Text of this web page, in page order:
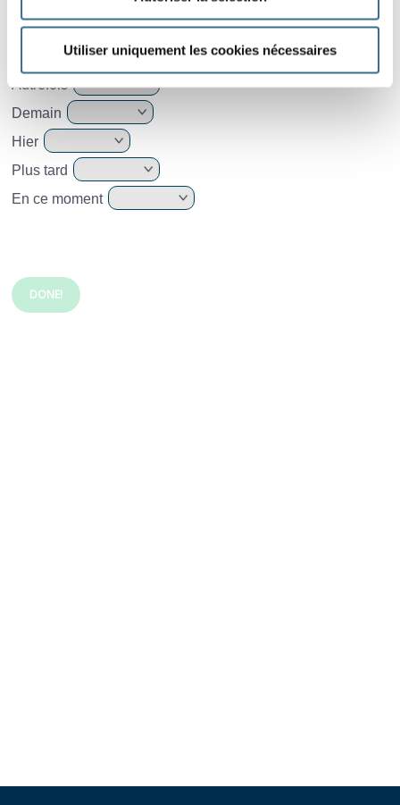
Utiliser uniquement les cookies nécessaires
10.
Passé, présent ou futur ? Quels moments indiquent
ces mots ?
Autrefois
Demain
Hier
Plus tard
En ce moment
DONE!